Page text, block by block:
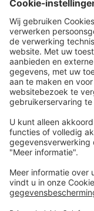
Dräger
Over Dräger
Bestellen in
Community